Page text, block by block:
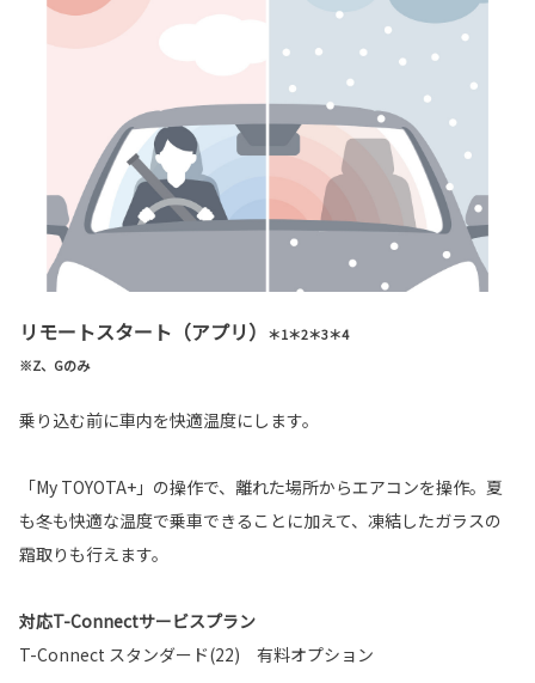
リモートスタート（アプリ）
＊1＊2＊3＊4
※Z、Gのみ
乗り込む前に車内を快適温度にします。
「My TOYOTA+」の操作で、離れた場所からエアコンを操作。夏
も冬も快適な温度で乗車できることに加えて、凍結したガラスの
霜取りも行えます。
対応T-Connectサービスプラン
T-Connect スタンダード(22) 有料オプション